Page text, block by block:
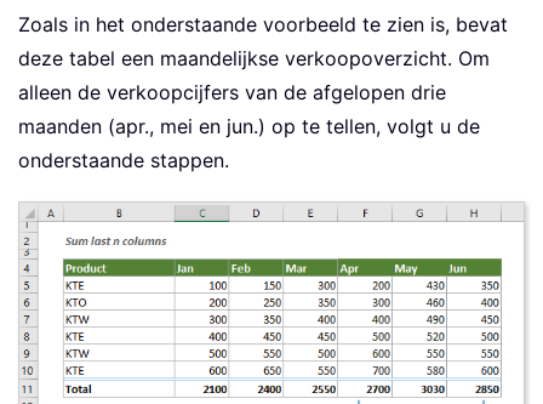
Zoals in het onderstaande voorbeeld te zien is, bevat
deze tabel een maandelijkse verkoopoverzicht. Om
alleen de verkoopcijfers van de afgelopen drie
maanden (apr., mei en jun.) op te tellen, volgt u de
onderstaande stappen.